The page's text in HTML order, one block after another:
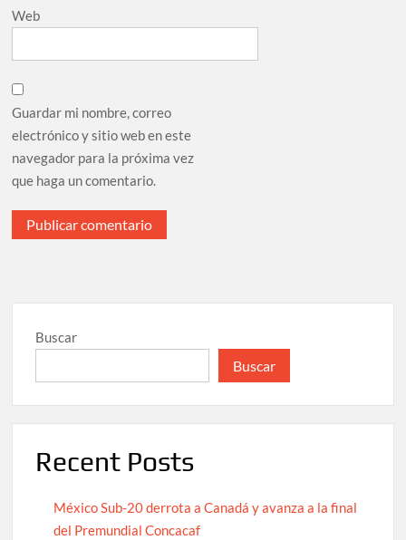
Web
Guardar mi nombre, correo
electrónico y sitio web en este
navegador para la próxima vez
que haga un comentario.
Buscar
Buscar
Recent Posts
México Sub-20 derrota a Canadá y avanza a la final
del Premundial Concacaf